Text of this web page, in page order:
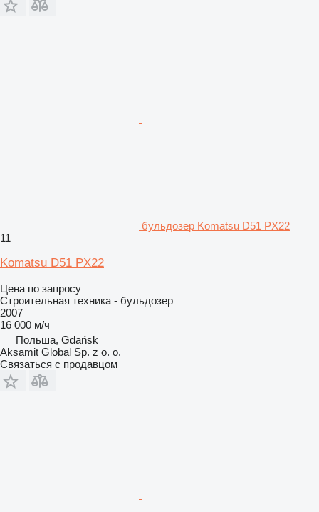
бульдозер Komatsu D51 PX22
11
Komatsu D51 PX22
Цена по запросу
Строительная техника - бульдозер
2007
16 000 м/ч
Польша, Gdańsk
Aksamit Global Sp. z o. o.
Связаться с продавцом